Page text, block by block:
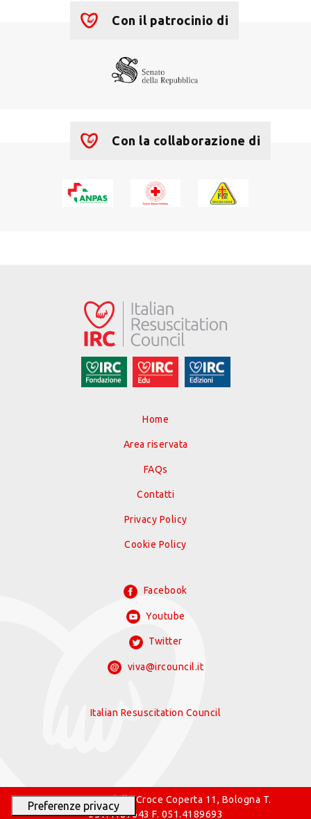
Con il patrocinio di
Con la collaborazione di
Home
Area riservata
FAQs
Contatti
Privacy Policy
Cookie Policy
Facebook
Youtube
Twitter
viva@ircouncil.it
Italian Resuscitation Council
© 2026 IRC Via della Croce Coperta 11, Bologna T.
051.4187643 F. 051.4189693